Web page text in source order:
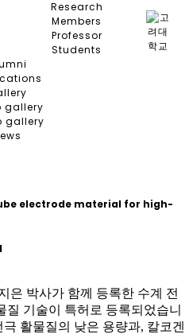
Research
Members
Professor
Students
gallery
gallery
electrode material for high-
은 박사가 함께 등록한 수계 전
기술이 특허로 등록되었습니
활물질의 낮은 용량과, 칼코겐